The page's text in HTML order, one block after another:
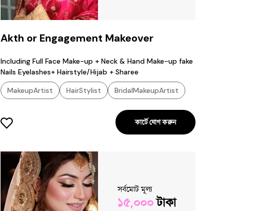
Akth or Engagement Makeover
Including Full Face Make-up + Neck & Hand Make-up fake
Nails Eyelashes+ Hairstyle/Hijab + Sharee
MakeupArtist
HairStylist BridalMakeupArtist
কার্টে যোগ করুন
সর্বমোট মূল্য
১৫,০০০টাকা